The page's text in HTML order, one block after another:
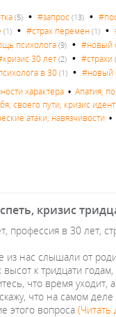
(5) •#запрос (13) •
(1) •#страх перемен (1) •
психолога(9) •#новый
30 лет(2) •#страхи
в 30 (1) •#новый
характера •Апатия,
своего пути, кризис
атаки, навязчивости •
кризис
профессия в 30 лет,
нас слышали от
к тридцати
что время
что на самом
этого вопроса(Читать